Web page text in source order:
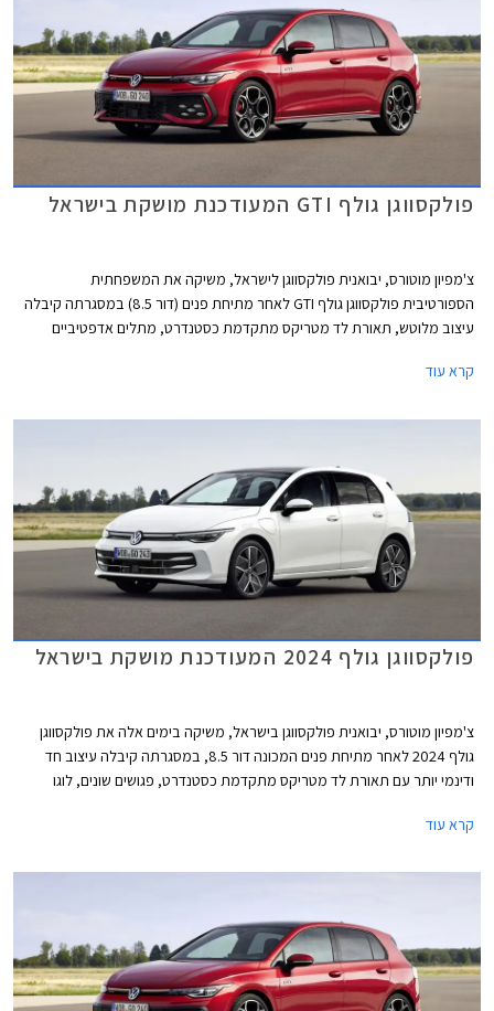
פולקסווגן גולף GTI המעודכנת מושקת בישראל
צ'מפיון מוטורס, יבואנית פולקסווגן לישראל, משיקה את המשפחתית
הספורטיבית פולקסווגן גולף GTI לאחר מתיחת פנים (דור 8.5) במסגרתה קיבלה
עיצוב מלוטש, תאורת לד מטריקס מתקדמת כסטנדרט, מתלים אדפטיביים
45,000 ₪ ביחס לדגם היוצא ועומד כעת על 299,900 ₪.
קרא עוד
פולקסווגן גולף 2024 המעודכנת מושקת בישראל
צ'מפיון מוטורס, יבואנית פולקסווגן בישראל, משיקה בימים אלה את פולקסווגן
גולף 2024 לאחר מתיחת פנים המכונה דור 8.5, במסגרתה קיבלה עיצוב חד
ודינמי יותר עם תאורת לד מטריקס מתקדמת כסטנדרט, פגושים שונים, לוגו
אינץ' עם ממשק נוח יותר לתפעול ואפשרויות התאמה אישית. בנוסף עודכן היצע
משמעותית ביחס לדגם הקודם ועומד על החל מ- 169,900 ₪.
קרא עוד